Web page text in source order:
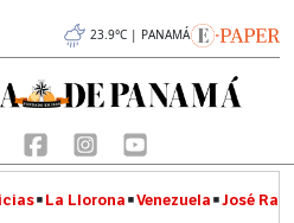
23.9°C | PANAMÁ
La Llorona Venezuela José